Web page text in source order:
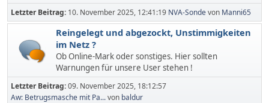
Letzter Beitrag: 10. November 2025, 12:41:19 NVA-Sondevon Manni65
Reingelegt und abgezockt, Unstimmigkeiten
im Netz ?
Ob Online-Mark oder sonstiges. Hier sollten
Warnungen für unsere User stehen !
Letzter Beitrag:09. November 2025, 18:12:57
Aw: Betrugsmasche mit Pa...von baldur